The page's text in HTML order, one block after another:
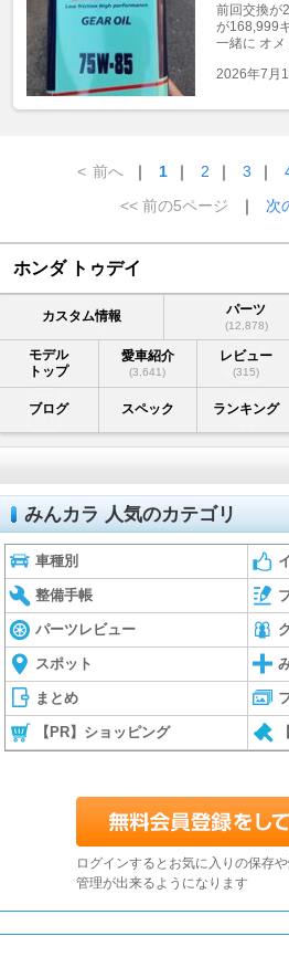
前回交換が
が168,999
一緒に オメ
2026年7月
< 前へ ｜ 1 ｜ 2 ｜ 3 ｜
<< 前の5ページ
｜ 次
ホンダ トゥデイ
カスタム情報 パーツ
(12,878)
モデル
トップ
愛車紹介
(3,641)
レビュー
(315)
ブログ スペック ランキング
みんカラ 人気のカテゴリ
車種別
整備手帳
パーツレビュー
スポット
まとめ
【PR】ショッピング
ログインするとお気に入りの保存
管理が出来るようになります